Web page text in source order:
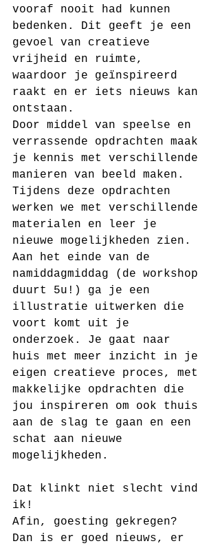
vooraf nooit had kunnen
bedenken. Dit geeft je een
gevoel van creatieve
vrijheid en ruimte,
waardoor je geïnspireerd
raakt en er iets nieuws kan
ontstaan.
Door middel van speelse en
verrassende opdrachten maak
je kennis met verschillende
manieren van beeld maken.
Tijdens deze opdrachten
werken we met verschillende
materialen en leer je
nieuwe mogelijkheden zien.
Aan het einde van de
namiddagmiddag (de workshop
duurt 5u!) ga je een
illustratie uitwerken die
voort komt uit je
onderzoek. Je gaat naar
huis met meer inzicht in je
eigen creatieve proces, met
makkelijke opdrachten die
jou inspireren om ook thuis
aan de slag te gaan en een
schat aan nieuwe
mogelijkheden.
Dat klinkt niet slecht vind
ik!
Afin, goesting gekregen?
Dan is er goed nieuws, er